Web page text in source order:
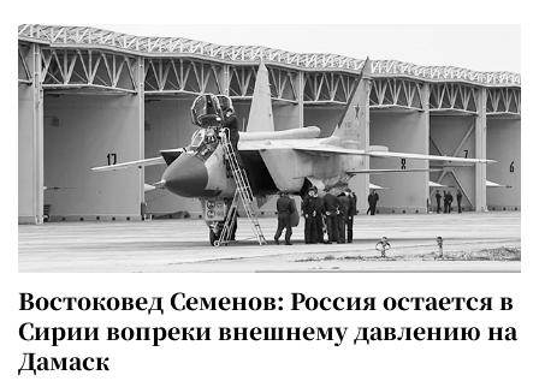
Востоковед Семенов: Россия остается в
Сирии вопреки внешнему давлению на
Дамаск